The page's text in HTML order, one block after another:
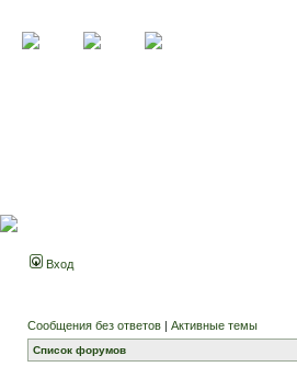
Вход
Сообщения без ответов | Активные темы
Список форумов